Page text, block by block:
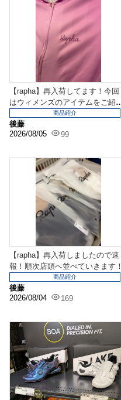
【rapha】再入荷してます！今回
はウィメンズのアイテムをご紹
介！新色ジャージ＆...
後藤
2026/08/05
99
商品紹介
【rapha】再入荷しましたので速
報！順次店頭へ並べていきます！
後藤
2026/08/04
169
商品紹介